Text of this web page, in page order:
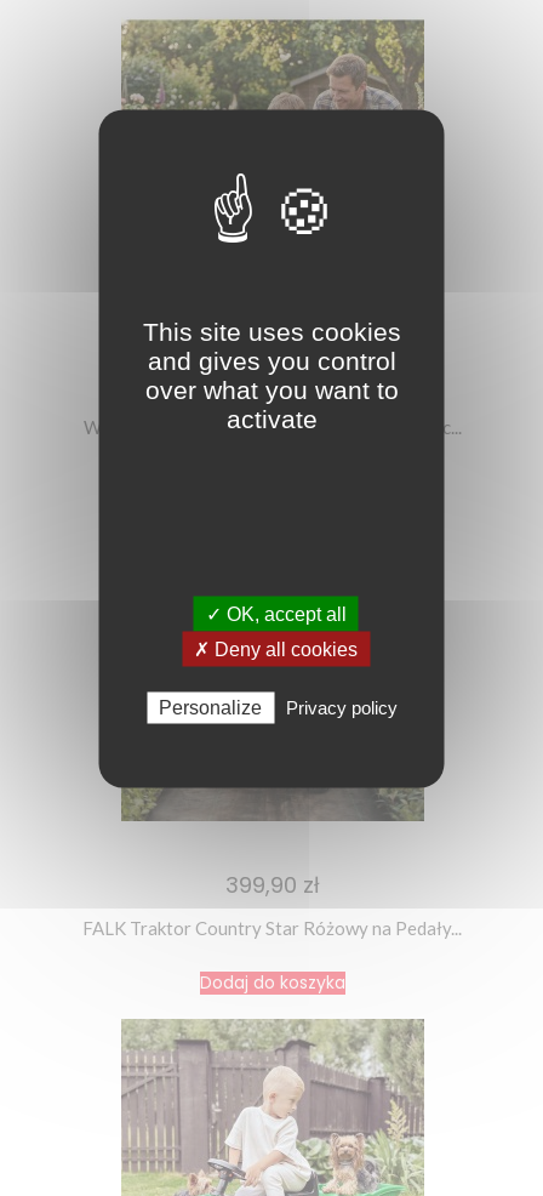
-10.3806%
309,90 zł277,73 zł
WOOPIE Traktor Na Pedały Farmer MaxTrac...
399,90 zł
FALK Traktor Country Star Różowy na Pedały...
Dodaj do koszyka
This site uses cookies
and gives you control
over what you want to
activate
✓ OK, accept all
✗ Deny all cookies
Personalize Privacy policy